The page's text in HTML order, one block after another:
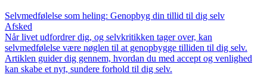
Selvmedfølelse som heling: Genopbyg din tillid til dig selv
Afsked
Når livet udfordrer dig, og selvkritikken tager over, kan
selvmedfølelse være nøglen til at genopbygge tilliden til dig selv.
Artiklen guider dig gennem, hvordan du med accept og venlighed
kan skabe et nyt, sundere forhold til dig selv.